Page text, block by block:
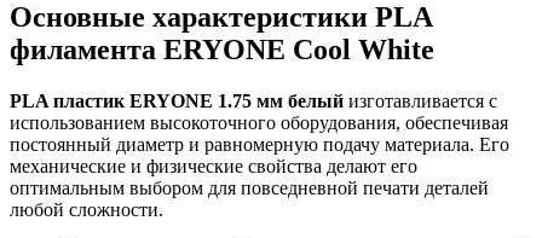
Основные характеристики PLA
филамента ERYONE Cool White
PLA пластик ERYONE 1.75 мм белый изготавливается с
использованием высокоточного оборудования, обеспечивая
постоянный диаметр и равномерную подачу материала. Его
механические и физические свойства делают его
оптимальным выбором для повседневной печати деталей
любой сложности.